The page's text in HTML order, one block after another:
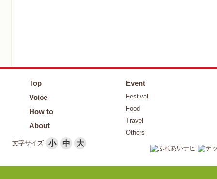
Top
Voice
How to
About
Event
Festival
Food
Travel
Others
文字サイズ
小 中 大